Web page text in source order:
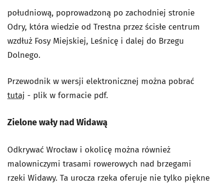
południową, poprowadzoną po zachodniej stronie
Odry, która wiedzie od Trestna przez ścisłe centrum
wzdłuż Fosy Miejskiej, Leśnicę i dalej do Brzegu
Dolnego.
Przewodnik w wersji elektronicznej można pobrać
tutaj - plik w formacie pdf.
Zielone wały nad Widawą
Odkrywać Wrocław i okolicę można również
malowniczymi trasami rowerowych nad brzegami
rzeki Widawy. Ta urocza rzeka oferuje nie tylko piękne